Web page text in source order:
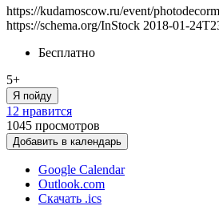
https://kudamoscow.ru/event/
https://schema.org/InStock 2018-01-
Бесплатно
5+
Я пойду
12 нравится
1045 просмотров
Добавить в календарь
Google Calendar
Outlook.com
Скачать .ics